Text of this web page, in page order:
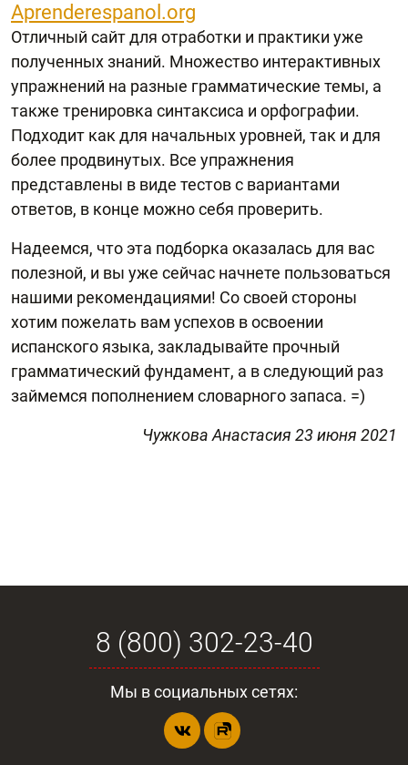
Aprenderespanol.org
Отличный сайт для отработки и практики уже
полученных знаний. Множество интерактивных
упражнений на разные грамматические темы, а
также тренировка синтаксиса и орфографии.
Подходит как для начальных уровней, так и для
более продвинутых. Все упражнения
представлены в виде тестов с вариантами
ответов, в конце можно себя проверить.
Надеемся, что эта подборка оказалась для вас
полезной, и вы уже сейчас начнете пользоваться
нашими рекомендациями! Со своей стороны
хотим пожелать вам успехов в освоении
испанского языка, закладывайте прочный
грамматический фундамент, а в следующий раз
займемся пополнением словарного запаса. =)
Чужкова Анастасия 23 июня 2021
8 (800) 302-23-40
Мы в социальных сетях: